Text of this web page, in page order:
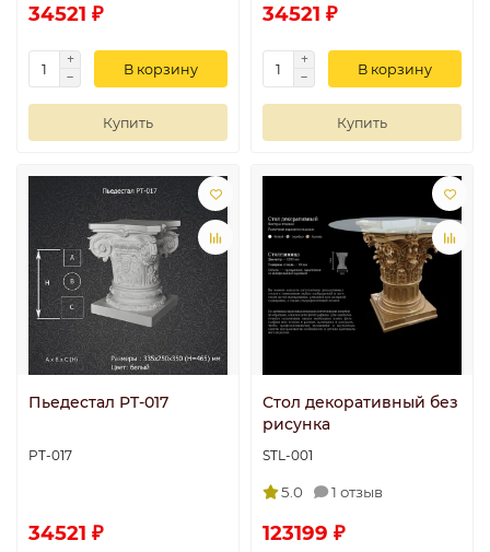
34521 ₽
В корзину
Купить
34521 ₽
В корзину
Купить
Пьедестал PT-017
PT-017
34521 ₽
Стол декоративный без
рисунка
STL-001
5.0 1 отзыв
123199 ₽